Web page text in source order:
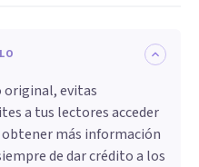
original, evitas
a tus lectores acceder
más información
de dar crédito a los